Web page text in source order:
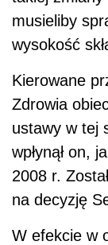
musieliby
wysokość
Kierowane
Zdrowia
ustawy w tej
wpłynął on,
2008 r.
na decyzję
W efekcie w